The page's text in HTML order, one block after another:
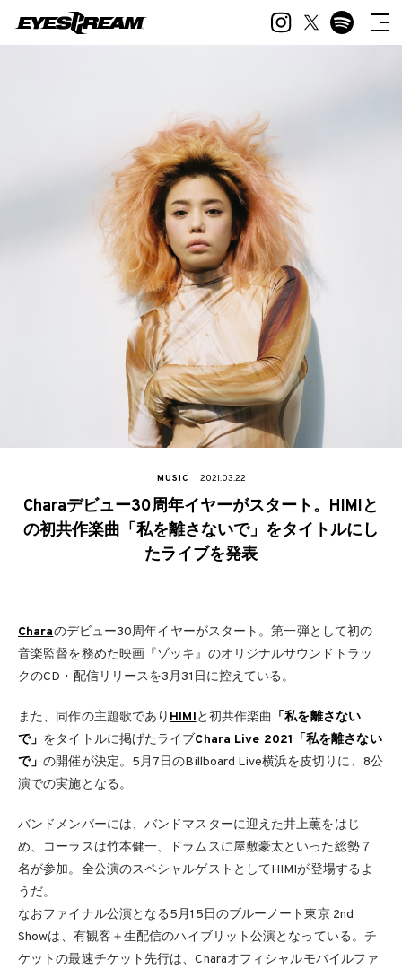
MUSIC 2021.03.22
Charaデビュー30周年イヤーがスタート。HIMIと
の初共作楽曲「私を離さないで」をタイトルにし
たライブを発表
Charaのデビュー30周年イヤーがスタート。第一弾として初の
音楽監督を務めた映画『ゾッキ』のオリジナルサウンドトラッ
クのCD・配信リリースを3月31日に控えている。
また、同作の主題歌であり HIMIと初共作楽曲 「私を離さない
で」 をタイトルに掲げたライブChara Live 2021「私を離さない
で」の開催が決定。5月7日のBillboard Live横浜を皮切りに、8公
演での実施となる。
バンドメンバーには、バンドマスターに迎えた井上薫をはじ
め、コーラスは竹本健一、ドラムスに屋敷豪太といった総勢７
名が参加。全公演のスペシャルゲストとしてHIMIが登場するよ
うだ。
なおファイナル公演となる5月15日のブルーノート東京 2nd
Showは、有観客＋生配信のハイブリット公演となっている。チ
ケットの最速チケット先行は、Charaオフィシャルモバイルファ